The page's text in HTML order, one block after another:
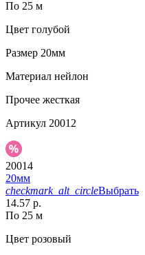
По 25 м
Цвет голубой
Размер 20мм
Материал нейлон
Прочее жесткая
Артикул 20012
20014
20мм
checkmark_alt_circleВыбрать
14.57 р.
По 25 м
Цвет розовый